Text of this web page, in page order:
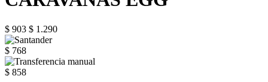
$ 903 $ 1.290
$ 768
$ 858